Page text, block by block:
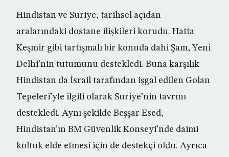
Hindistan ve Suriye, tarihsel açıdan
aralarındaki dostane ilişkileri korudu. Hatta
Keşmir gibi tartışmalı bir konuda dahi Şam, Yeni
Delhi’nin tutumunu destekledi. Buna karşılık
Hindistan da İsrail tarafından işgal edilen Golan
Tepeleri’yle ilgili olarak Suriye’nin tavrını
destekledi. Aynı şekilde Beşşar Esed,
Hindistan’ın BM Güvenlik Konseyi’nde daimi
koltuk elde etmesi için de destekçi oldu. Ayrıca